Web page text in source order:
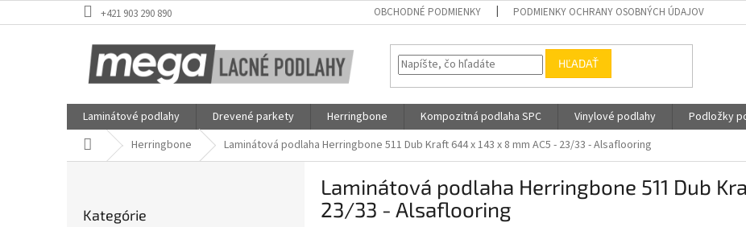
na
+421 903 290 890 OBCHODNÉ PODMIENKY PODMIENKY OCHRANY OSOBNÝCH ÚDAJOV
HĽADAŤ
Laminátové podlahy Drevené parkety Herringbone Kompozitná podlaha SPC Vinylové podlahy Podložky
DomovHerringbone Laminátová podlaha Herringbone 511 Dub Kraft 644 x 143 x 8 mm AC5 - 23/33 - Alsaflooring
kategórie
Kategórie
Laminátová podlaha Herringbone 511 Dub
23/33 - Alsaflooring